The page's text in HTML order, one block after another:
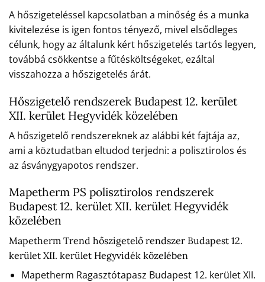
A hőszigeteléssel kapcsolatban a minőség és a munka
kivitelezése is igen fontos tényező, mivel elsődleges
célunk, hogy az általunk kért hőszigetelés tartós legyen,
továbbá csökkentse a fűtésköltségeket, ezáltal
visszahozza a hőszigetelés árát.
Hőszigetelő rendszerek Budapest 12. kerület
XII. kerület Hegyvidék közelében
A hőszigetelő rendszereknek az alábbi két fajtája az,
ami a köztudatban eltudod terjedni: a polisztirolos és
az ásványgyapotos rendszer.
Mapetherm PS polisztirolos rendszerek
Budapest 12. kerület XII. kerület Hegyvidék
közelében
Mapetherm Trend hőszigetelő rendszer Budapest 12.
kerület XII. kerület Hegyvidék közelében
Mapetherm Ragasztótapasz Budapest 12. kerület XII.